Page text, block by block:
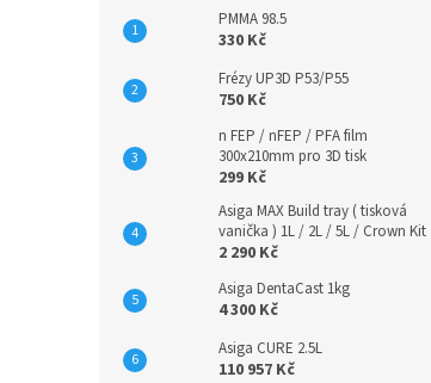
PMMA 98.5
330 Kč
Frézy UP3D P53/P55
750 Kč
n FEP / nFEP / PFA film
300x210mm pro 3D tisk
299 Kč
Asiga MAX Build tray ( tisková
vanička ) 1L / 2L / 5L / Crown Kit
2 290 Kč
Asiga DentaCast 1kg
4 300 Kč
Asiga CURE 2.5L
110 957 Kč